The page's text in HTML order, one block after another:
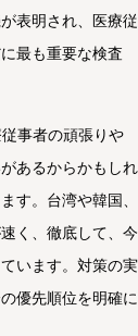
表明され、医療従
最も重要な検査
事者の頑張りや
あるからかもしれ
す。台湾や韓国、
く、徹底して、今
います。対策の実
優先順位を明確に